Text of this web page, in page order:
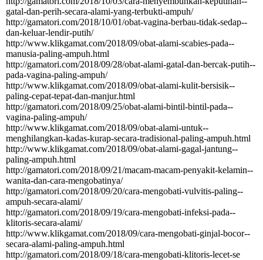
gatal-­dan-­perih-­secara-­alami-­yang-­terbukti-­ampuh/­
http:­//­gamatori.­com/­2018/­10/­01/­obat-­vagina-­berbau-­tidak-­sedap-­
dan-­keluar-­lendir-­putih/­
http:­//­www.­klikgamat.­com/­2018/­09/­obat-­alami-­scabies-­pada-­
manusia-­paling-­ampuh.­html
http:­//­gamatori.­com/­2018/­09/­28/­obat-­alami-­gatal-­dan-­bercak-­putih-­
pada-­vagina-­paling-­ampuh/­
http:­//­www.­klikgamat.­com/­2018/­09/­obat-­alami-­kulit-­bersisik-­
paling-­cepat-­tepat-­dan-­manjur.­html
http:­//­gamatori.­com/­2018/­09/­25/­obat-­alami-­bintil-­bintil-­pada-­
vagina-­paling-­ampuh/­
http:­//­www.­klikgamat.­com/­2018/­09/­obat-­alami-­untuk-­
menghilangkan-­kadas-­kurap-­secara-­tradisional-­paling-­ampuh.­html
http:­//­www.­klikgamat.­com/­2018/­09/­obat-­alami-­gagal-­jantung-­
paling-­ampuh.­html
http:­//­gamatori.­com/­2018/­09/­21/­macam-­macam-­penyakit-­kelamin-­
wanita-­dan-­cara-­mengobatinya/­
http:­//­gamatori.­com/­2018/­09/­20/­cara-­mengobati-­vulvitis-­paling-­
ampuh-­secara-­alami/­
http:­//­gamatori.­com/­2018/­09/­19/­cara-­mengobati-­infeksi-­pada-­
klitoris-­secara-­alami/­
http:­//­www.­klikgamat.­com/­2018/­09/­cara-­mengobati-­ginjal-­bocor-­
secara-­alami-­paling-­ampuh.­html
http:­//­gamatori.­com/­2018/­09/­18/­cara-­mengobati-­klitoris-­lecet-­se